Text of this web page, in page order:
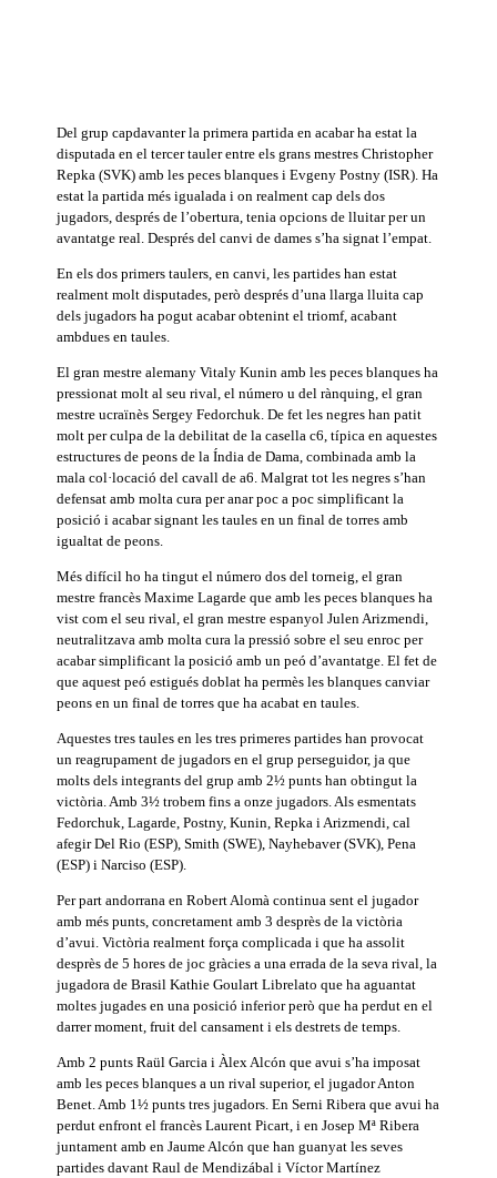
Del grup capdavanter la primera partida en acabar ha estat la
disputada en el tercer tauler entre els grans mestres Christopher
Repka (SVK) amb les peces blanques i Evgeny Postny (ISR). Ha
estat la partida més igualada i on realment cap dels dos
jugadors, després de l’obertura, tenia opcions de lluitar per un
avantatge real. Després del canvi de dames s’ha signat l’empat.
En els dos primers taulers, en canvi, les partides han estat
realment molt disputades, però després d’una llarga lluita cap
dels jugadors ha pogut acabar obtenint el triomf, acabant
ambdues en taules.
El gran mestre alemany Vitaly Kunin amb les peces blanques ha
pressionat molt al seu rival, el número u del rànquing, el gran
mestre ucraïnès Sergey Fedorchuk. De fet les negres han patit
molt per culpa de la debilitat de la casella c6, típica en aquestes
estructures de peons de la Índia de Dama, combinada amb la
mala col·locació del cavall de a6. Malgrat tot les negres s’han
defensat amb molta cura per anar poc a poc simplificant la
posició i acabar signant les taules en un final de torres amb
igualtat de peons.
Més difícil ho ha tingut el número dos del torneig, el gran
mestre francès Maxime Lagarde que amb les peces blanques ha
vist com el seu rival, el gran mestre espanyol Julen Arizmendi,
neutralitzava amb molta cura la pressió sobre el seu enroc per
acabar simplificant la posició amb un peó d’avantatge. El fet de
que aquest peó estigués doblat ha permès les blanques canviar
peons en un final de torres que ha acabat en taules.
Aquestes tres taules en les tres primeres partides han provocat
un reagrupament de jugadors en el grup perseguidor, ja que
molts dels integrants del grup amb 2½ punts han obtingut la
victòria. Amb 3½ trobem fins a onze jugadors. Als esmentats
Fedorchuk, Lagarde, Postny, Kunin, Repka i Arizmendi, cal
afegir Del Rio (ESP), Smith (SWE), Nayhebaver (SVK), Pena
(ESP) i Narciso (ESP).
Per part andorrana en Robert Alomà continua sent el jugador
amb més punts, concretament amb 3 desprès de la victòria
d’avui. Victòria realment força complicada i que ha assolit
desprès de 5 hores de joc gràcies a una errada de la seva rival, la
jugadora de Brasil Kathie Goulart Librelato que ha aguantat
moltes jugades en una posició inferior però que ha perdut en el
darrer moment, fruit del cansament i els destrets de temps.
Amb 2 punts Raül Garcia i Àlex Alcón que avui s’ha imposat
amb les peces blanques a un rival superior, el jugador Anton
Benet. Amb 1½ punts tres jugadors. En Serni Ribera que avui ha
perdut enfront el francès Laurent Picart, i en Josep Mª Ribera
juntament amb en Jaume Alcón que han guanyat les seves
partides davant Raul de Mendizábal i Víctor Martínez